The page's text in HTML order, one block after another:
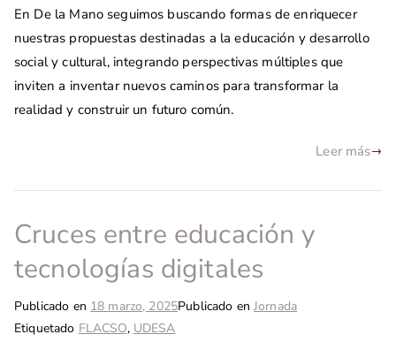
En De la Mano seguimos buscando formas de enriquecer
nuestras propuestas destinadas a la educación y desarrollo
social y cultural, integrando perspectivas múltiples que
inviten a inventar nuevos caminos para transformar la
realidad y construir un futuro común.
Leer más
Cruces entre educación y
tecnologías digitales
Publicado en 18 marzo, 2025Publicado enJornada
Etiquetado FLACSO, UDESA